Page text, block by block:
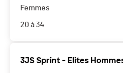
Femmes
20 à 34
3JS Sprint - Elites